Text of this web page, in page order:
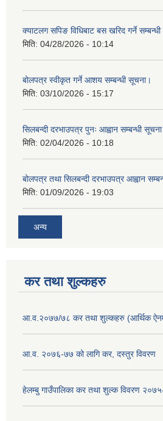
क्याटलग सपिङ विधिबाट बस खरिद गर्ने
मिति: 04/28/2026 - 10:14
बोलपत्र स्वीकृत गर्ने आशय सम्बन्धी सूचना।
मिति: 03/10/2026 - 15:17
सिलबन्दी दरभाउपत्र पुनः आह्वान सम्बन्धी सूचना
मिति: 02/04/2026 - 10:18
बोलपत्र तथा सिलबन्दी दरभाउपत्र आह्वान
मिति: 01/09/2026 - 19:03
अन्य
कर तथा शुल्कहरु
आ.व.२०७७/७८ कर तथा शुल्कहरु (आर्थिक
आ.व. २०७६-७७ को लागि कर, दस्तुर विवरण
हेलम्बु गाउँपालिका कर तथा शुल्क विवरण